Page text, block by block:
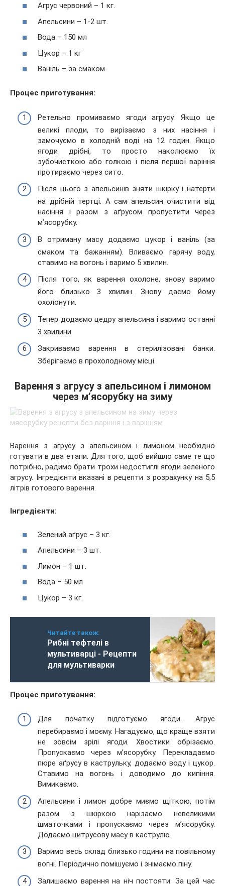
Агрус червоний – 1 кг.
Апельсини – 1-2 шт.
Вода – 150 мл
Цукор – 1 кг
Ваніль – за смаком.
Процес приготування:
Ретельно промиваємо ягоди агрусу. Якщо це
великі плоди, то вирізаємо з них насіння і
замочуємо в холодній воді на 12 годин. Якщо
ягоди дрібні, то просто наколюємо їх
зубочисткою або голкою і після першої варіння
протираємо через сито.
Після цього з апельсинів зняти шкірку і натерти
на дрібній тертці. А сам апельсин очистити від
насіння і разом з аґрусом пропустити через
м’ясорубку.
В отриману масу додаємо цукор і ваніль (за
смаком та бажанням). Вливаємо гарячу воду,
ставимо на вогонь і варимо 5 хвилин.
Після того, як варення охолоне, знову варимо
його близько 3 хвилин. Знову даємо йому
охолонути.
Тепер додаємо цедру апельсина і варимо останні
3 хвилини.
Закриваємо варення в стерилізовані банки.
Зберігаємо в прохолодному місці.
Варення з агрусу з апельсином і лимоном
через м’ясорубку на зиму
Варення з агрусу з апельсином і лимоном необхідно
готувати в два етапи. Для того, щоб вийшло саме те що
потрібно, радимо брати трохи недостиглі ягоди зеленого
агрусу. Інгредієнти вказані в рецепти з розрахунку на 5,5
літрів готового варення.
Інгредієнти:
Зелений аґрус – 3 кг.
Апельсини – 3 шт.
Лимон – 1 шт.
Вода – 50 мл
Цукор – 3 кг.
Читайте також:
Рибні тефтелі в
мультиварці - Рецепти
для мультиварки
Процес приготування:
Для початку підготуємо ягоди. Агрус
перебираємо і моєму. Нагадуємо, що краще взяти
не зовсім зрілі ягоди. Хвостики обрізаємо.
Пропускаємо через м’ясорубку. Перекладаємо
пюре аґрусу в каструльку, додаємо воду і цукор.
Ставимо на вогонь і доводимо до кипіння.
Вимикаємо.
Апельсини і лимон добре миємо щіткою, потім
разом з шкіркою нарізаємо невеликими
шматочками і пропускаємо через м’ясорубку.
Додаємо цитрусову масу в каструлю.
Варимо весь склад близько години на повільному
вогні. Періодично помішуємо і знімаємо піну.
Залишаємо варення на ніч постояти. За цей час